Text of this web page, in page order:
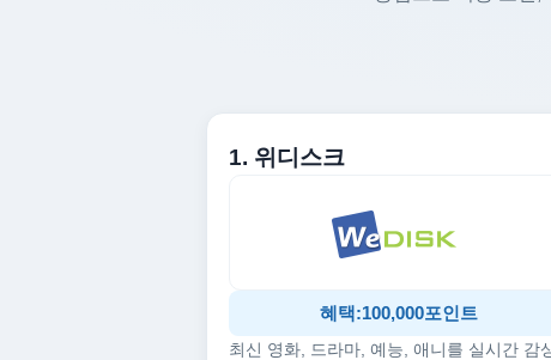
1. 위디스크
혜택:100,000포인트
최신 영화, 드라마, 예능, 애니를 실시간 감